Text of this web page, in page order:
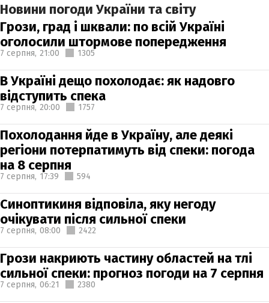
Новини погоди України та світу
Грози, град і шквали: по всій Україні
оголосили штормове попередження
7 серпня, 21:00 1305
В Україні дещо похолодає: як надовго
відступить спека
7 серпня, 20:00 1757
Похолодання йде в Україну, але деякі
регіони потерпатимуть від спеки: погода
на 8 серпня
7 серпня, 17:39 594
Синоптикиня відповіла, яку негоду
очікувати після сильної спеки
7 серпня, 08:00 2422
Грози накриють частину областей на тлі
сильної спеки: прогноз погоди на 7 серпня
7 серпня, 06:21 2380